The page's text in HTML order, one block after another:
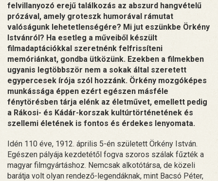
felvillanyozó erejű találkozás az abszurd hangvételű
prózával, amely groteszk humorával rámutat
valóságunk lehetetlenségére? Mi jut eszünkbe Örkény
Istvánról? Ha esetleg a műveiből készült
filmadaptációkkal szeretnénk felfrissíteni
memóriánkat, gondba ütközünk. Ezekben a filmekben
ugyanis legtöbbször nem a sokak által szeretett
egypercesek írója szól hozzánk. Örkény mozgóképes
munkássága éppen ezért egészen másféle
fénytörésben tárja elénk az életművet, emellett pedig
a Rákosi- és Kádár-korszak kultúrtörténetének és
szellemi életének is fontos és érdekes lenyomata.
Idén 110 éve, 1912. április 5-én született Örkény István.
Egészen pályája kezdetétől fogva szoros szálak fűzték a
magyar filmgyártáshoz. Nemcsak alkotótársa, de közeli
barátja volt olyan rendező-legendáknak, mint Bacsó Péter,